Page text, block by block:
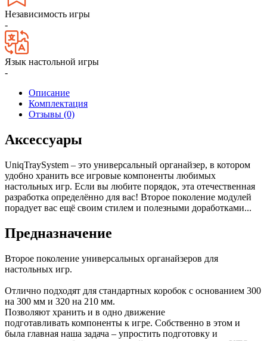
Независимость игры
-
Язык настольной игры
-
Описание
Комплектация
Отзывы (0)
Аксессуары
UniqTraySystem – это универсальный органайзер, в котором
удобно хранить все игровые компоненты любимых
настольных игр. Если вы любите порядок, эта отечественная
разработка определённо для вас! Второе поколение модулей
порадует вас ещё своим стилем и полезными доработками...
Предназначение
Второе поколение универсальных органайзеров для
настольных игр.
Отлично подходят для стандартных коробок с основанием 300
на 300 мм и 320 на 210 мм.
Позволяют хранить и в одно движение
подготавливать компоненты к игре. Собственно в этом и
была главная наша задача – упростить подготовку и